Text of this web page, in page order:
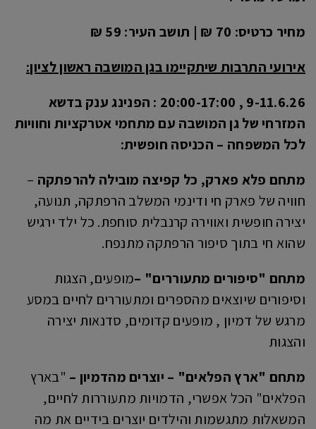
מחיר כרטיס: 70 ₪ | תושב העיר: 59 ₪
אירועי התרבות שיתקיימו בגן המושבה ראשון לציון:
9-11.6.26 , 20:00-17:00 :
הפנינג ענק בדשא
המזרחי של גן המושבה עם מתחמי אטרקציות וחוויות
לכל המשפחה – הכניסה חופשית:
מתחם פלא פארק, כל קפיצה מובילה להרפתקה –
חוויה של פארק חי ודינמי המשלב הרפתקה, תנועה,
יצירה חופשית ואווירה קרנבלית סוחפת. כל ילד ירגיש
שהוא חי בתוך סיפור הרפתקה מתנפח.
מתחם "סיפורים מתעוררים" –מופעים, הצגות
וסיפורים שיוצאים מהספרים ומתעוררים לחיים במסע
מרגש של דמיון , מופעים קדומים, סדנאות יצירה
והצגות
מתחם "ארץ הפלאים" – יוצרים מהדמיון – "בארץ
הפלאים" הכל אפשרי, הדמויות מתעוררות לחיים,
המשאלות מתגשמות והילדים יוצרים בידיים את מה